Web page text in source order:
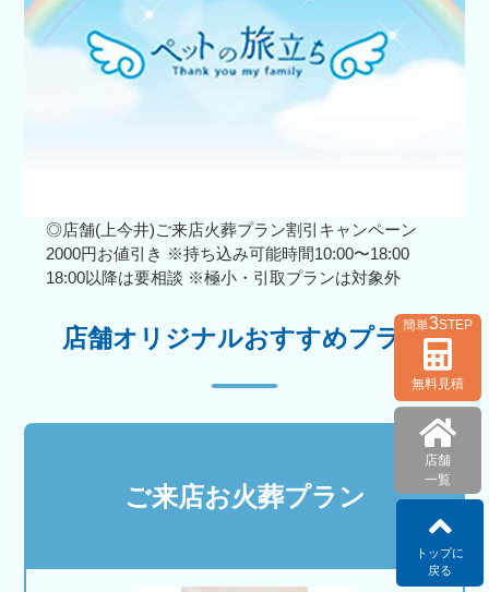
◎店舗(上今井)ご来店火葬プラン割引キャンペーン
2000円お値引き ※持ち込み可能時間10:00〜18:00
18:00以降は要相談 ※極小・引取プランは対象外
店舗オリジナルおすすめプラン
ご来店お火葬プラン
簡単3STEP
無料見積
店舗
一覧
トップに
戻る